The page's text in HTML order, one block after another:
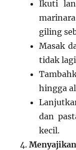
Ikuti
giling
Masak
tidak
hingga
dan
kecil.